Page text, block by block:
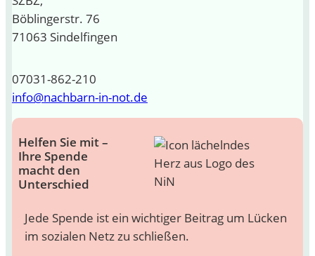
Böblingerstr. 76
71063 Sindelfingen
07031-862-210
info@nachbarn-in-not.de
Helfen Sie mit –
Ihre Spende
macht den
Unterschied
Jede Spende ist ein wichtiger Beitrag um Lücken
im sozialen Netz zu schließen.